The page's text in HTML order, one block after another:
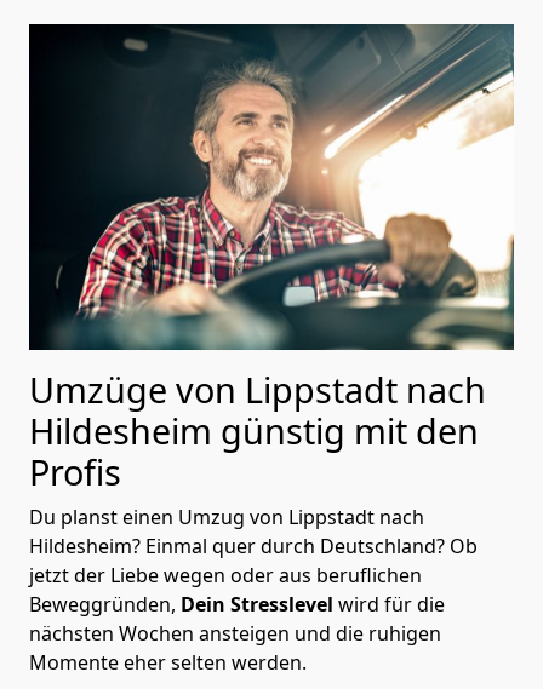
Umzüge von Lippstadt nach
Hildesheim günstig mit den
Profis
Du planst einen Umzug von Lippstadt nach
Hildesheim? Einmal quer durch Deutschland? Ob
jetzt der Liebe wegen oder aus beruflichen
Beweggründen, Dein Stresslevel wird für die
nächsten Wochen ansteigen und die ruhigen
Momente eher selten werden.